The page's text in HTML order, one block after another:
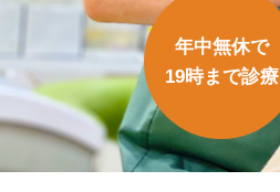
年中無休で
19時まで診療